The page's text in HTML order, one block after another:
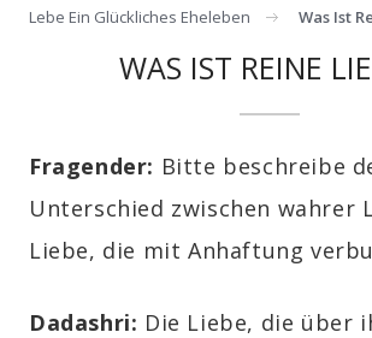
Lebe Ein Glückliches Eheleben
Was Ist
WAS IST REINE
Fragender: Bitte beschreibe
Unterschied zwischen wahrer
Liebe, die mit Anhaftung
Dadashri: Die Liebe, die über